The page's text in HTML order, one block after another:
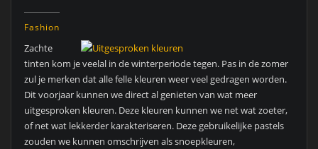
Fashion
Zachte
tinten kom je veelal in de winterperiode tegen. Pas in de zomer
zul je merken dat alle felle kleuren weer veel gedragen worden.
Dit voorjaar kunnen we direct al genieten van wat meer
uitgesproken kleuren. Deze kleuren kunnen we net wat zoeter,
of net wat lekkerder karakteriseren. Deze gebruikelijke pastels
zouden we kunnen omschrijven als snoepkleuren,